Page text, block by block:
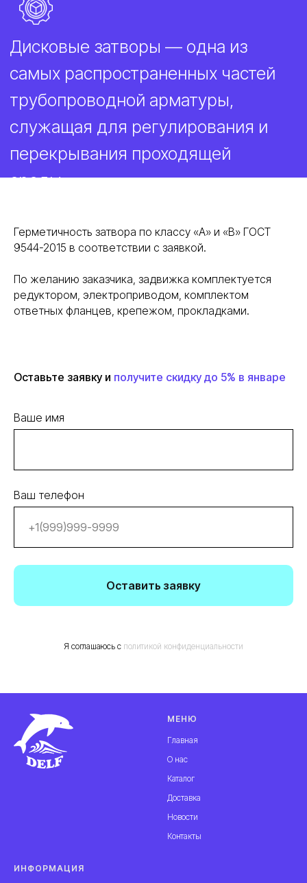
Герметичность затвора по классу «А» и «В» ГОСТ
9544-2015 в соответствии с заявкой.
По желанию заказчика, задвижка комплектуется
редуктором, электроприводом, комплектом
ответных фланцев, крепежом, прокладками.
Оставьте заявку и получите скидку до 5% в январе
Ваше имя
Ваш телефон
Оставить заявку
Я соглашаюсь с политикой конфиденциальности
МЕНЮ
Главная
О нас
Каталог
Доставка
Новости
Контакты
ИНФОРМАЦИЯ